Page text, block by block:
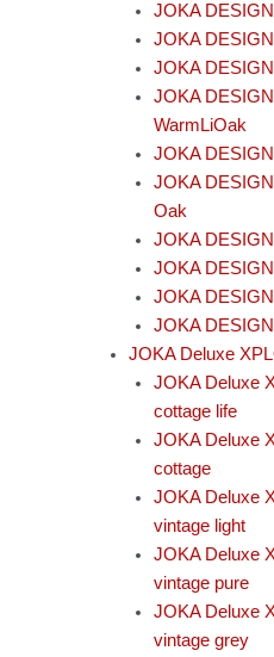
JOKA
JOKA
JOKA
JOKA
WarmLiOak
JOKA
JOKA
Oak
JOKA
JOKA
JOKA
JOKA
JOKA Deluxe
JOKA Deluxe
cottage life
JOKA Deluxe
cottage
JOKA Deluxe
vintage light
JOKA Deluxe
vintage pure
JOKA Deluxe
vintage grey